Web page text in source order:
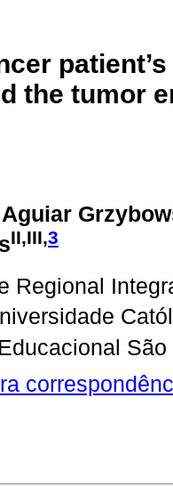
the tumor
II,III,3
Regional
São